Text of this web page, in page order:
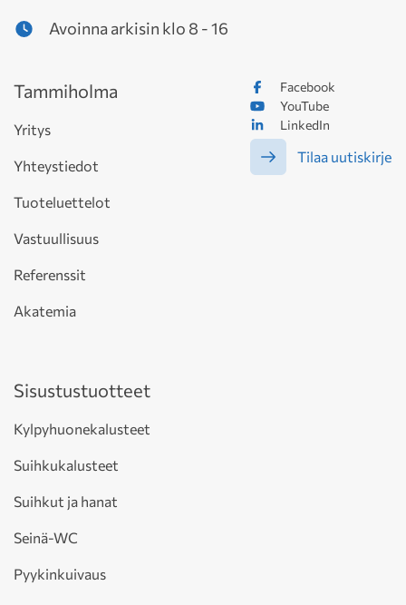
Avoinna arkisin klo 8 - 16
Facebook
YouTube
LinkedIn
Tilaa uutiskirje
Tammiholma
Yritys
Yhteystiedot
Tuoteluettelot
Vastuullisuus
Referenssit
Akatemia
Sisustustuotteet
Kylpyhuonekalusteet
Suihkukalusteet
Suihkut ja hanat
Seinä-WC
Pyykinkuivaus